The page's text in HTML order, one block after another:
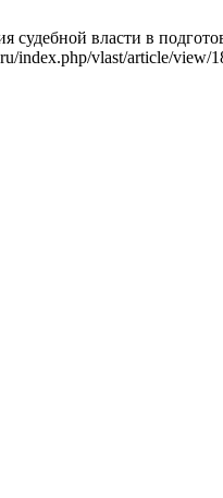
судебной власти в
index.php/vlast/article/view/